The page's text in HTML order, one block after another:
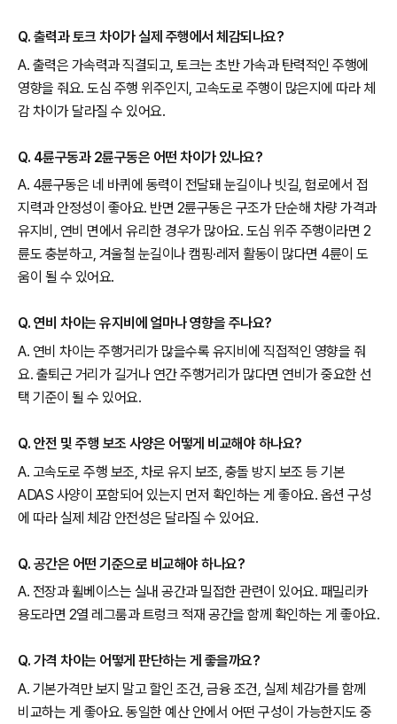
Q. 출력과 토크 차이가 실제 주행에서 체감되나요?
A. 출력은 가속력과 직결되고, 토크는 초반 가속과 탄력적인 주행에
영향을 줘요. 도심 주행 위주인지, 고속도로 주행이 많은지에 따라 체
감 차이가 달라질 수 있어요.
Q. 4륜구동과 2륜구동은 어떤 차이가 있나요?
A. 4륜구동은 네 바퀴에 동력이 전달돼 눈길이나 빗길, 험로에서 접
지력과 안정성이 좋아요. 반면 2륜구동은 구조가 단순해 차량 가격과
유지비, 연비 면에서 유리한 경우가 많아요. 도심 위주 주행이라면 2
륜도 충분하고, 겨울철 눈길이나 캠핑·레저 활동이 많다면 4륜이 도
움이 될 수 있어요.
Q. 연비 차이는 유지비에 얼마나 영향을 주나요?
A. 연비 차이는 주행거리가 많을수록 유지비에 직접적인 영향을 줘
요. 출퇴근 거리가 길거나 연간 주행거리가 많다면 연비가 중요한 선
택 기준이 될 수 있어요.
Q. 안전 및 주행 보조 사양은 어떻게 비교해야 하나요?
A. 고속도로 주행 보조, 차로 유지 보조, 충돌 방지 보조 등 기본
ADAS 사양이 포함되어 있는지 먼저 확인하는 게 좋아요. 옵션 구성
에 따라 실제 체감 안전성은 달라질 수 있어요.
Q. 공간은 어떤 기준으로 비교해야 하나요?
A. 전장과 휠베이스는 실내 공간과 밀접한 관련이 있어요. 패밀리카
용도라면 2열 레그룸과 트렁크 적재 공간을 함께 확인하는 게 좋아요.
Q. 가격 차이는 어떻게 판단하는 게 좋을까요?
A. 기본가격만 보지 말고 할인 조건, 금융 조건, 실제 체감가를 함께
비교하는 게 좋아요. 동일한 예산 안에서 어떤 구성이 가능한지도 중